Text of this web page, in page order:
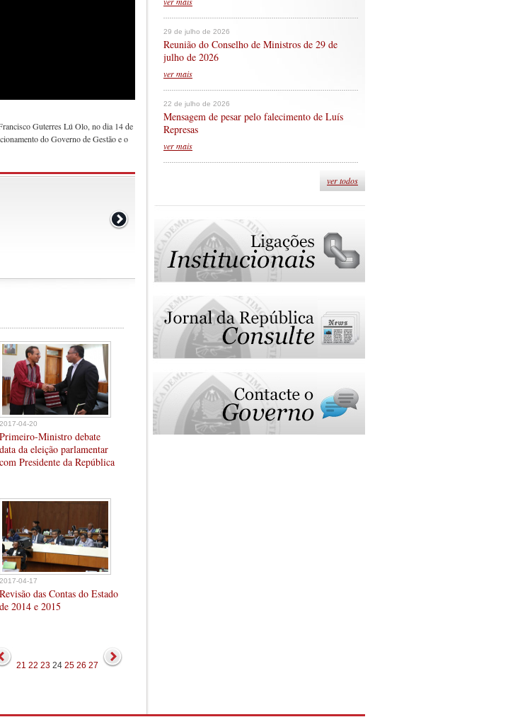
29 de julho de 2026
Reunião do Conselho de Ministros de 29 de
julho de 2026
ver mais
22 de julho de 2026
Mensagem de pesar pelo falecimento de Luís
Represas
ver mais
ver todos
Guterres Lú Olo, no dia 14 de
do Governo de Gestão e o
2017-04-20
Primeiro-Ministro debate
data da eleição parlamentar
com Presidente da República
2017-04-17
Revisão das Contas do Estado
de 2014 e 2015
21 22 23 24 25 26 27